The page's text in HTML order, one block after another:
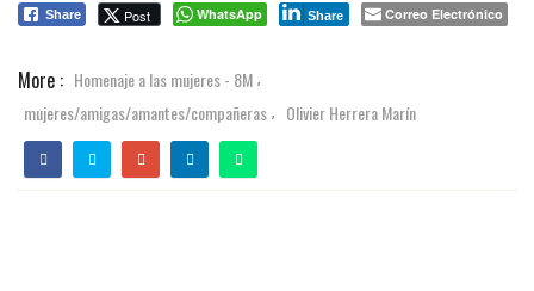
Share Post WhatsApp Share Correo Electrónico
More : Homenaje a las mujeres - 8M ,
mujeres/amigas/amantes/compañeras , Olivier Herrera Marín